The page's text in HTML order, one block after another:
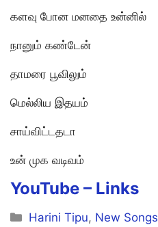
களவு போன மனதை உன்னில்
நானும் கண்டேன்
தாமரை பூவிலும்
மெல்லிய இதயம்
சாய்விட்டதடா
உன் முக வடிவம்
YouTube – Links
Categories
Harini Tipu, New Songs